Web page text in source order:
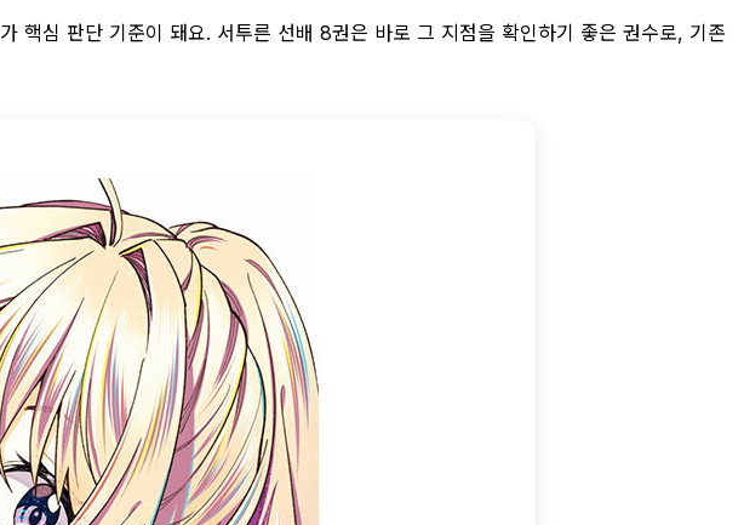
가 핵심 판단 기준이 돼요. 서투른 선배 8권은 바로 그 지점을 확인하기 좋은 권수로, 기존